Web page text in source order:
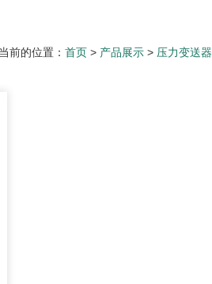
前的位置： 首页 > 产品展示 > 压力变送器